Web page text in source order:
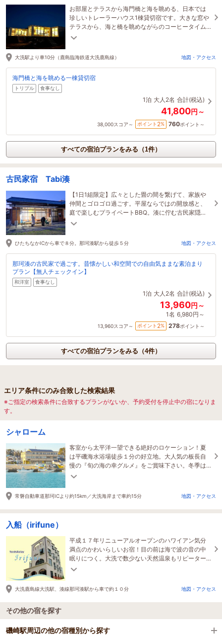
お部屋とテラスから海門橋と海を眺める、日本では
珍しいトレーラーハウス1棟貸切宿です。大きな窓や
テラスから、海と橋を眺めながらのコーヒータイム
など、リラックスしたひとときをお過ごし下さい。
大洗駅より車10分（鹿島臨海鉄道大洗鹿島線） 地図・アクセス
海門橋と海を眺める一棟貸切宿
トリプル 食事なし
1泊 大人2名 合計(税込)
41,800円～
38,000スコア～ ポイント 2% 760ポイント～
すべての宿泊プランをみる（1件）
古民家宿 Tabi湊
【1日1組限定】広々とした畳の間を繋げて、家族や
仲間とゴロゴロ過ごす。平屋ならではの開放感と、
庭で楽しむプライベートBBQ。湊に佇む古民家隠れ
家「Tabi湊」なら、最大8名様で絆を深める旅が叶い
ひたちなかICから車で８分。那珂湊駅から徒歩５分 地図・アクセス
那珂湊の古民家で過ごす。昔懐かしい和空間での自由気ままな素泊まり
プラン【無人チェックイン】
和洋室 食事なし
1泊 大人2名 合計(税込)
13,960円～
1名 6,980円～
13,960スコア～ ポイント 2% 278ポイント～
すべての宿泊プランをみる（4件）
エリア条件にのみ合致した検索結果
※ご指定の検索条件に合致するプランがないか、予約受付を停止中の宿になりま
す。
シャローム
客室から太平洋一望できる絶好のロケーション！夏
は平磯海水浴場徒歩１分の好立地。大人気の板長自
慢の『旬の海の幸グルメ』をご賞味下さい。冬季は
全国でも有名な『アンコウ[鮟鱇]』のお料理が大好
常磐自動車道那珂ICより約15km／大洗海岸まで車約15分 地図・アクセス
入船（irifune）
平成１７年リニューアルオープンのハワイアン気分
満点のかわいらしいお宿！目の前は海で波の音の中
眠りにつく。大洗で数少ない天然温泉もリピーター
が多い秘訣。アクアワールドも目の前なので観光に
大洗鹿島線大洗駅、湊線那珂湊駅から車で約１０分 地図・アクセス
その他の宿を探す
磯崎駅周辺の他の宿種別から探す